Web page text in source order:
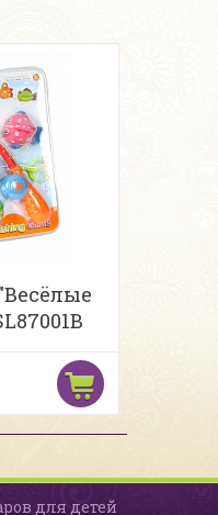
для детей